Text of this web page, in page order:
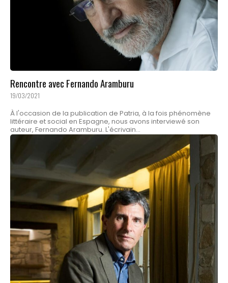
Rencontre avec Fernando Aramburu
19/03/2021
À l'occasion de la publication de Patria, à la fois phénomène
littéraire et social en Espagne, nous avons interviewé son
auteur, Fernando Aramburu. L'écrivain...